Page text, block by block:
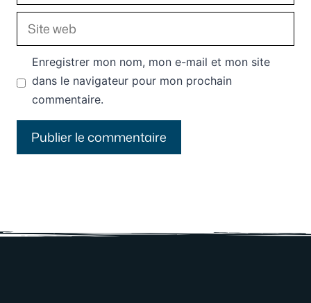
Site
web
Enregistrer mon nom, mon e-mail et mon site
dans le navigateur pour mon prochain
commentaire.